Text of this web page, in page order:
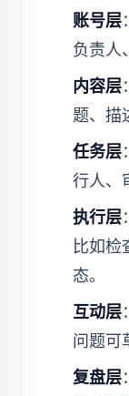
账号层
负责人
内容层
题、描
任务层
行人、
执行层
比如检
态。
互动层
问题可
复盘层